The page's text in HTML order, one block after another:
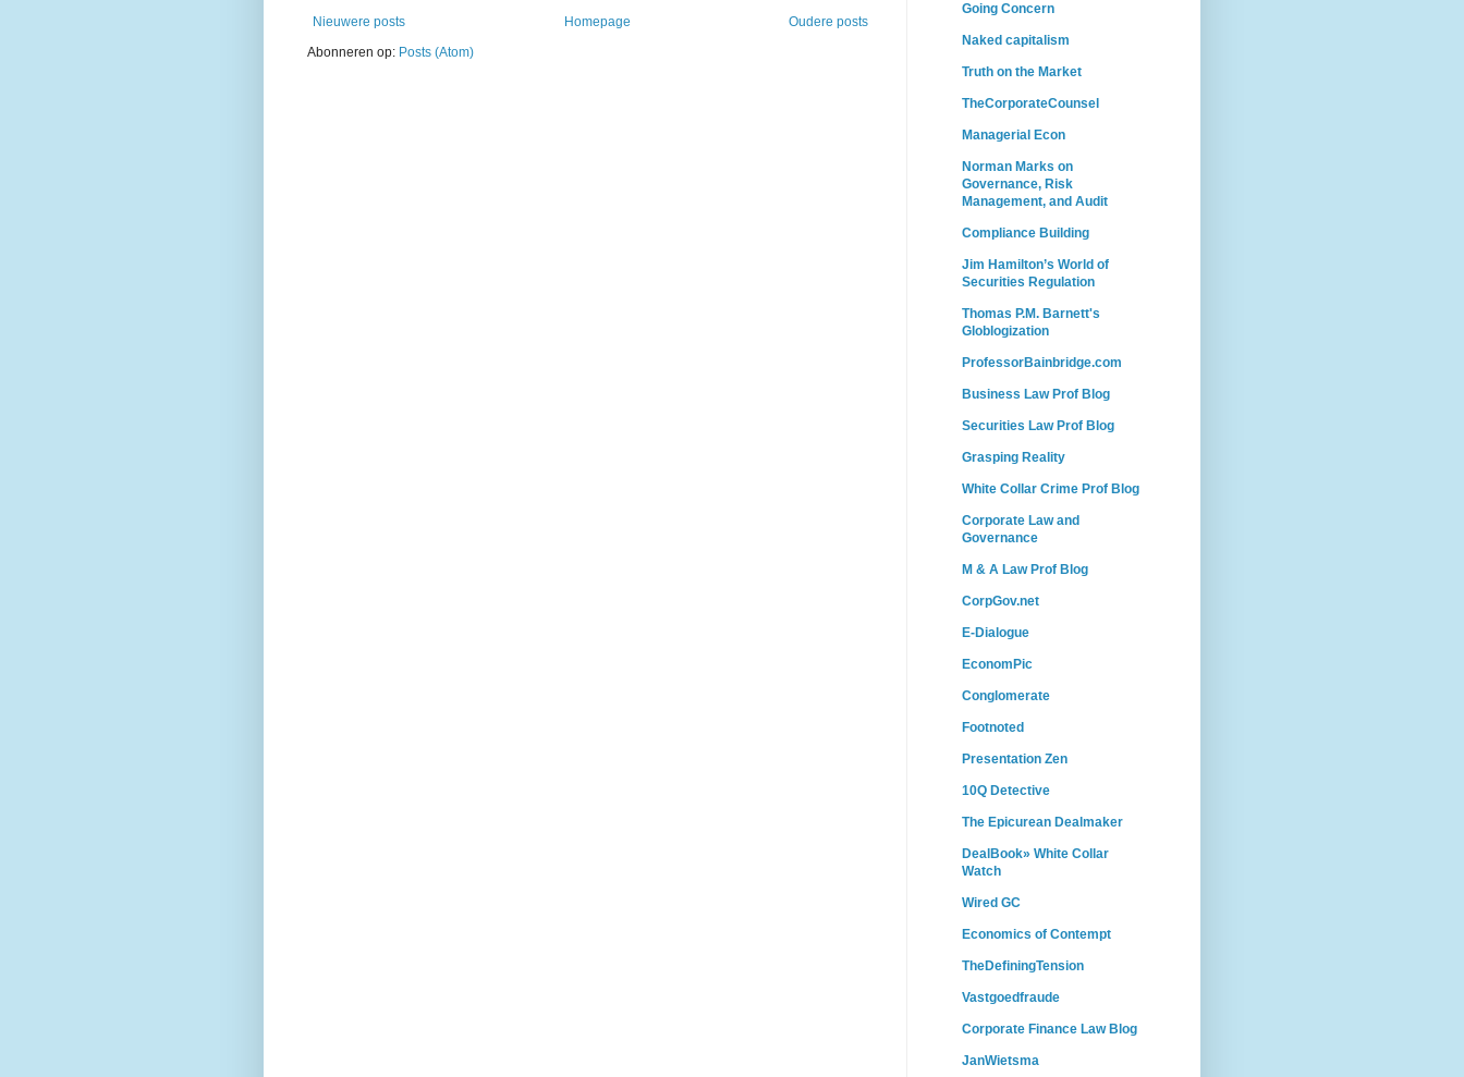
Nieuwere posts Oudere posts
Homepage
Abonneren op: Posts (Atom)
Going Concern
Naked capitalism
Truth on the Market
TheCorporateCounsel
Managerial Econ
Norman Marks on
Governance, Risk
Management, and Audit
Compliance Building
Jim Hamilton’s World of
Securities Regulation
Thomas P.M. Barnett's
Globlogization
ProfessorBainbridge.com
Business Law Prof Blog
Securities Law Prof Blog
Grasping Reality
White Collar Crime Prof Blog
Corporate Law and
Governance
M & A Law Prof Blog
CorpGov.net
E-Dialogue
EconomPic
Conglomerate
Footnoted
Presentation Zen
10Q Detective
The Epicurean Dealmaker
DealBook» White Collar
Watch
Wired GC
Economics of Contempt
TheDefiningTension
Vastgoedfraude
Corporate Finance Law Blog
JanWietsma